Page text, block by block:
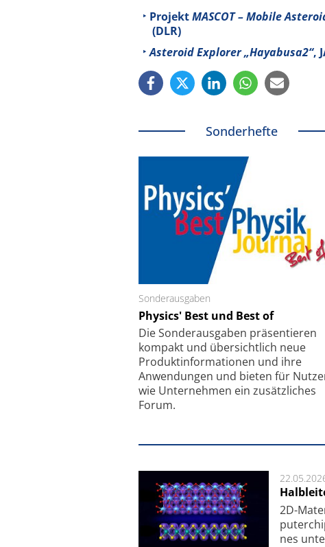
ProjektMASCOT – Mobile
(DLR)
Asteroid Explorer „Hayabusa2“,
Sonderhefte
Sonderausgaben
Physics' Best und Best of
Die Sonder­ausgaben präsentieren
kompakt und übersichtlich neue
Produkt­informationen und ihre
Anwendungen und bieten für
wie Unternehmen ein zusätzliches
Forum.
Faserkoppler mit
2D-
nes